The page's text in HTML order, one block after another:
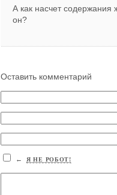
А как насчет
он?
Оставить комментарий
← Я НЕ РОБОТ!